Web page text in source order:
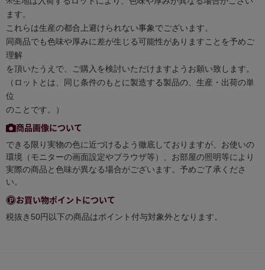
ます。
これらは生産の都合上避けられない事象でございます。
同商品でも色味や厚みに差が生じる可能性がありますことを予めご
理解
を頂いたうえで、ご購入を検討いただけますようお願い致します。
（ロットとは、同じ条件のもとに製造する製品の、生産・出荷の単
位
のことです。）
商品画像について
できる限り実物の色に近づけるよう徹底しておりますが、お使いの
環境（モニターの画面設定やブラウザ等）、お部屋の照明等により
実際の商品と色味が異なる場合がございます。予めご了承くださ
い。
お買い物ポイントについて
税抜き50円以下の商品はポイント付与対象外となります。